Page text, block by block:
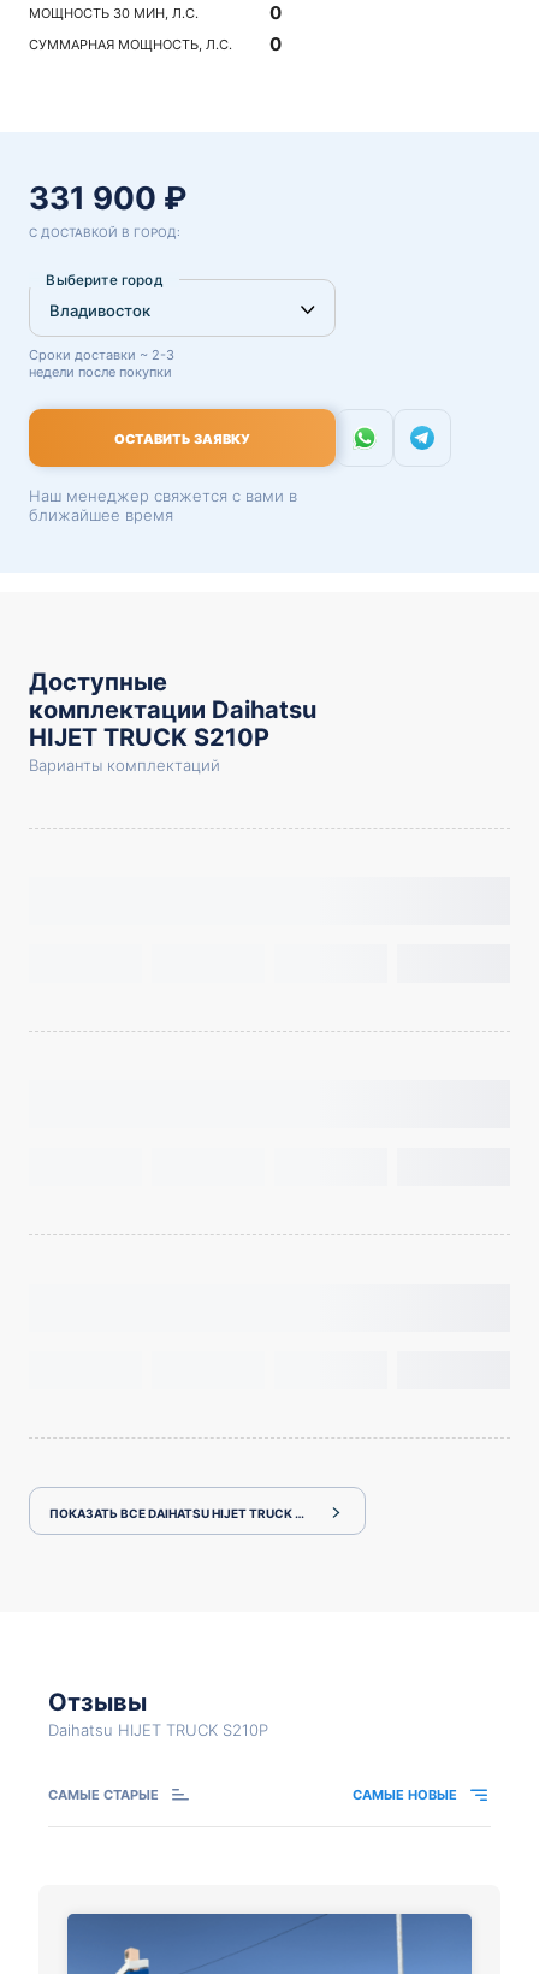
МОЩНОСТЬ 30 МИН, Л.С. 0
СУММАРНАЯ МОЩНОСТЬ, Л.С. 0
331 900 ₽
С ДОСТАВКОЙ В ГОРОД:
Выберите город
Сроки доставки ~ 2-3
недели после покупки
ОСТАВИТЬ ЗАЯВКУ
Наш менеджер свяжется с вами в
ближайшее время
Доступные
комплектации Daihatsu
HIJET TRUCK S210P
Варианты комплектаций
ПОКАЗАТЬ ВСЕ DAIHATSU HIJET TRUCK S210P
Отзывы
Daihatsu HIJET TRUCK S210P
САМЫЕ СТАРЫЕ САМЫЕ НОВЫЕ